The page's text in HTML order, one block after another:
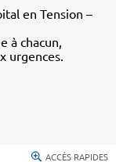
en Tension –
à chacun,
urgences.
ACCÈS RAPIDES